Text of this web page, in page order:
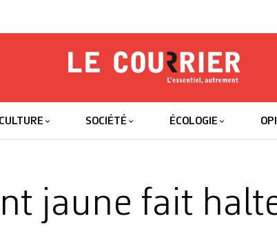
Le Courrier
CULTURE SOCIÉTÉ ÉCOLOGIE
jaune fait